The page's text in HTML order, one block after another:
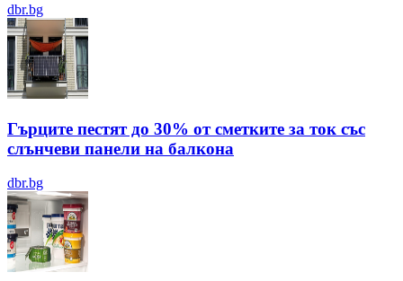
dbr.bg
Гърците пестят до 30% от сметките за ток със
слънчеви панели на балкона
dbr.bg